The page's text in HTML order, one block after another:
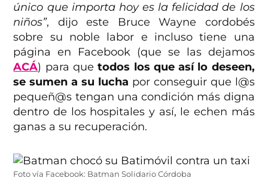
único que importa hoy es la felicidad de los
niños”, dijo este Bruce Wayne cordobés
sobre su noble labor e incluso tiene una
página en Facebook (que se las dejamos
ACÁ) para que todos los que así lo deseen,
se sumen a su lucha por conseguir que l@s
pequeñ@s tengan una condición más digna
dentro de los hospitales y así, le echen más
ganas a su recuperación.
Foto vía Facebook: Batman Solidario Córdoba